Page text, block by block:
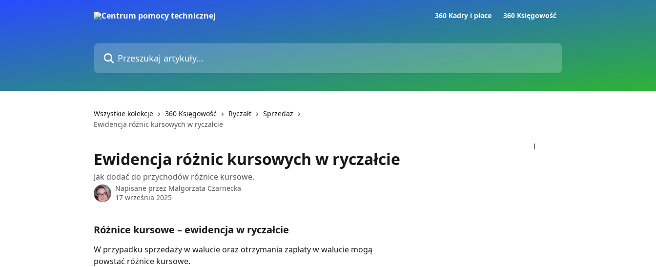
360 Kadry i płace 360 Księgowość
Przeszukaj artykuły...
Wszystkie kolekcje 360 Księgowość Ryczałt
Sprzedaż
Ewidencja różnic kursowych w ryczałcie
Ewidencja różnic kursowych w ryczałcie
Jak dodać do przychodów różnice kursowe.
Napisane przez Małgorzata Czarnecka
17 września 2025
Różnice kursowe – ewidencja w ryczałcie
W przypadku sprzedaży w walucie oraz otrzymania zapłaty w walucie mogą
powstać różnice kursowe.